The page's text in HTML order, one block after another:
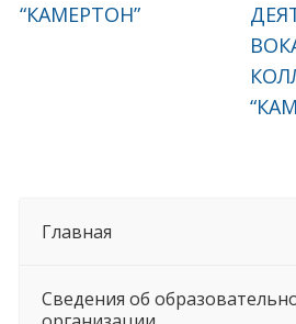
Главная
Сведения об
“КАМЕРТОН”